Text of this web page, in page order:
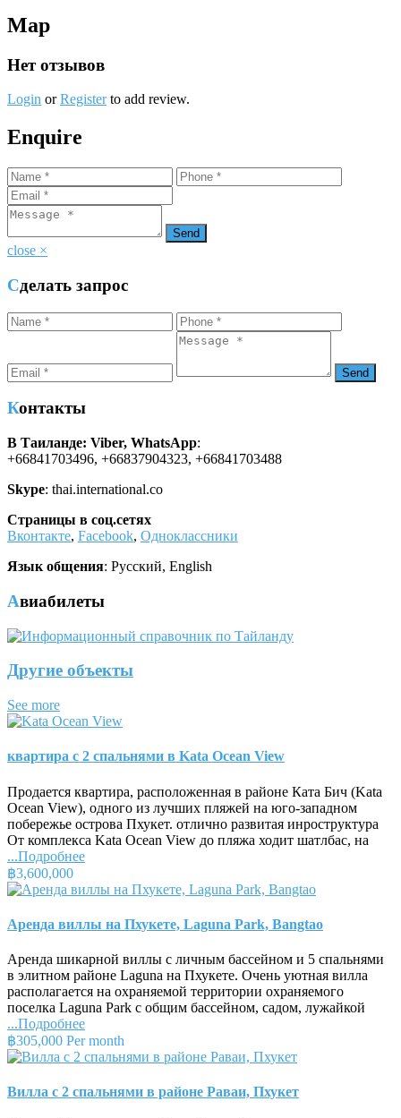
Map
Нет отзывов
Login or Register to add review.
Enquire
close ×
Сделать запрос
Контакты
В Таиланде: Viber, WhatsApp:
+66841703496, +66837904323, +66841703488
Skype: thai.international.co
Страницы в соц.сетях
Вконтакте, Facebook, Одноклассники
Язык общения: Русский, English
Авиабилеты
Другие объекты
See more
квартира с 2 спальнями в Kata Ocean View
Продается квартира, расположенная в районе Ката Бич (Kata
Ocean View), одного из лучших пляжей на юго-западном
побережье острова Пхукет. отлично развитая инроструктура
От комплекса Kata Ocean View до пляжа ходит шатлбас, на
...Подробнее
฿3,600,000
Аренда виллы на Пхукете, Laguna Park, Bangtao
Аренда шикарной виллы с личным бассейном и 5 спальнями
в элитном районе Laguna на Пхукете. Очень уютная вилла
располагается на охраняемой территории охраняемого
поселка Laguna Park с общим бассейном, садом, лужайкой
...Подробнее
฿305,000 Per month
Вилла с 2 спальнями в районе Раваи, Пхукет